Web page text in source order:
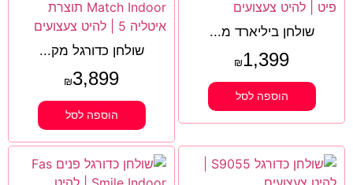
שולחן ביליארד מ...
₪1,399
הוספה לסל
שולחן כדורגל מק...
₪3,899
הוספה לסל